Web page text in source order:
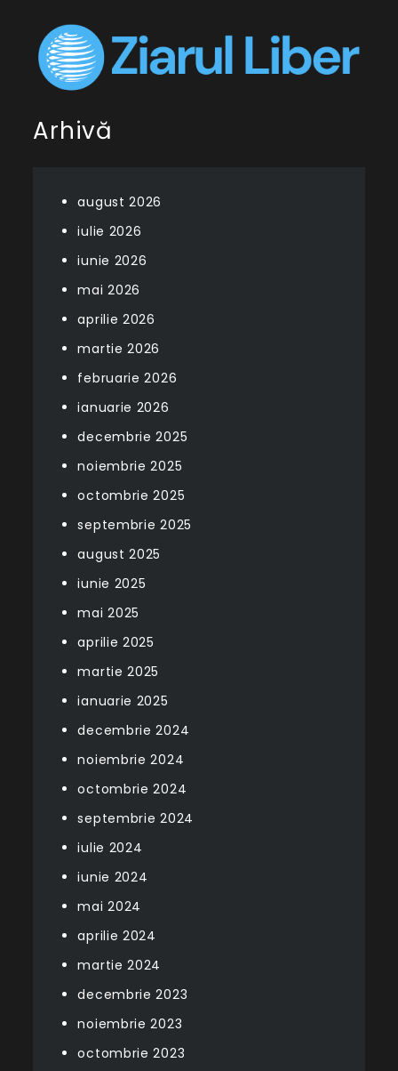
Arhivă
august 2026
iulie 2026
iunie 2026
mai 2026
aprilie 2026
martie 2026
februarie 2026
ianuarie 2026
decembrie 2025
noiembrie 2025
octombrie 2025
septembrie 2025
august 2025
iunie 2025
mai 2025
aprilie 2025
martie 2025
ianuarie 2025
decembrie 2024
noiembrie 2024
octombrie 2024
septembrie 2024
iulie 2024
iunie 2024
mai 2024
aprilie 2024
martie 2024
decembrie 2023
noiembrie 2023
octombrie 2023